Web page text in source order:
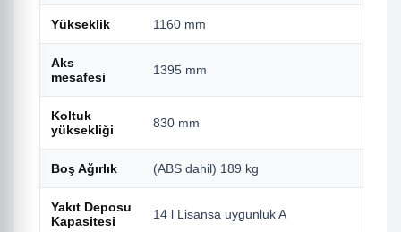
Yükseklik 1160 mm
Aks
mesafesi
1395 mm
Koltuk
yüksekliği
830 mm
Boş Ağırlık (ABS dahil) 189 kg
Yakıt Deposu
Kapasitesi
14 l Lisansa uygunluk A